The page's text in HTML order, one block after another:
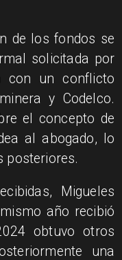
de los fondos se
solicitada por
con un conflicto
y Codelco.
el concepto de
al abogado, lo
posteriores.
Migueles
año recibió
obtuvo otros
una